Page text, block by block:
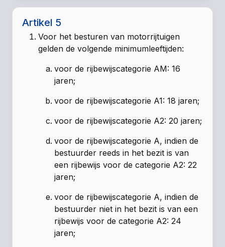
Artikel 5
Voor het besturen van motorrijtuigen
gelden de volgende minimumleeftijden:
voor de rijbewijscategorie AM: 16
jaren;
voor de rijbewijscategorie A1: 18 jaren;
voor de rijbewijscategorie A2: 20 jaren;
voor de rijbewijscategorie A, indien de
bestuurder reeds in het bezit is van
een rijbewijs voor de categorie A2: 22
jaren;
voor de rijbewijscategorie A, indien de
bestuurder niet in het bezit is van een
rijbewijs voor de categorie A2: 24
jaren;